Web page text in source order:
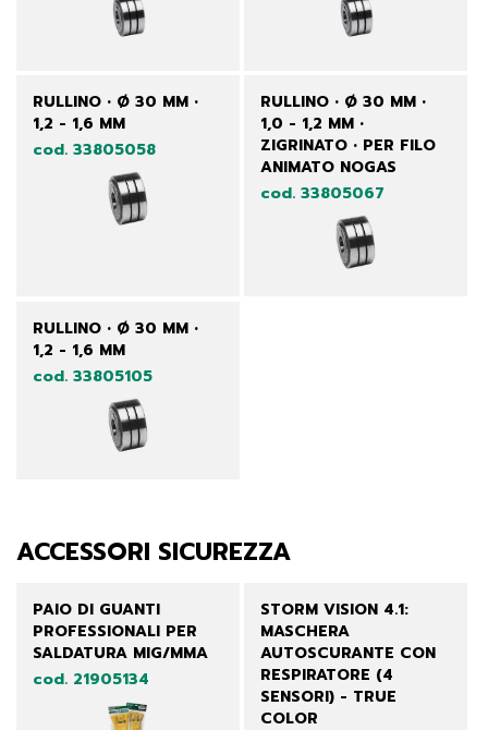
RULLINO • Ø 30 MM •
1,2 - 1,6 MM
cod. 33805058
RULLINO • Ø 30 MM •
1,0 - 1,2 MM •
ZIGRINATO • PER FILO
ANIMATO NOGAS
cod. 33805067
RULLINO • Ø 30 MM •
1,2 - 1,6 MM
cod. 33805105
ACCESSORI SICUREZZA
PAIO DI GUANTI
PROFESSIONALI PER
SALDATURA MIG/MMA
cod. 21905134
STORM VISION 4.1:
MASCHERA
AUTOSCURANTE CON
RESPIRATORE (4
SENSORI) - TRUE
COLOR